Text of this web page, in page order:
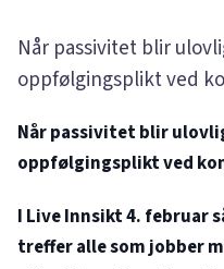
Når passivitet blir
oppfølgingsplikt ved
Når passivitet blir
oppfølgingsplikt ved
I Live Innsikt 4. februar
treffer alle som jobber